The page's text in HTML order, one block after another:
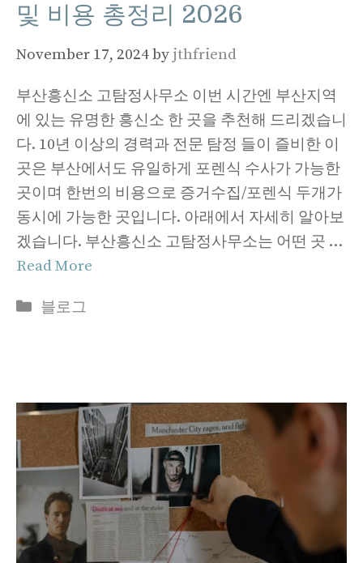
및 비용 총정리 2026
November 17, 2024by jthfriend
부산흥신소 고탐정사무소 이번 시간엔 부산지역
에 있는 유명한 흥신소 한 곳을 추천해 드리겠습니
다. 10년 이상의 경력과 전문 탐정 들이 즐비한 이
곳은 부산에서도 유일하게 포렌식 수사가 가능한
곳이며 한번의 비용으로 증거수집/포렌식 두개가
동시에 가능한 곳입니다. 아래에서 자세히 알아보
겠습니다. 부산흥신소 고탐정사무소는 어떤 곳 …
Read More
Categories
블로그